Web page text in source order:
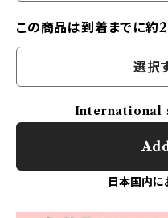
この商品は到着までに約
選択
International
日本国内に